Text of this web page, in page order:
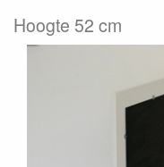
Hoogte 52 cm